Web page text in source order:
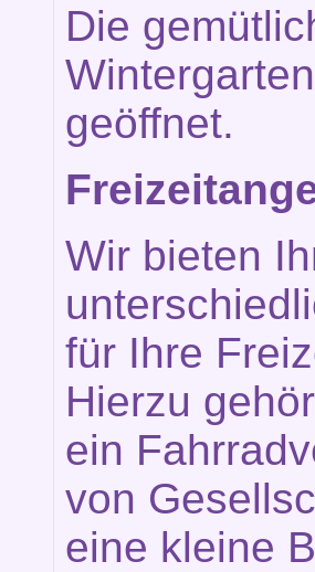
Die
geöffnet.
Wir bieten
für Ihre
Hierzu
ein
von
eine kleine